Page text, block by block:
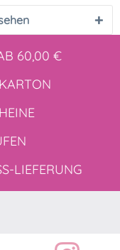
60,00 €
LIEFERUNG